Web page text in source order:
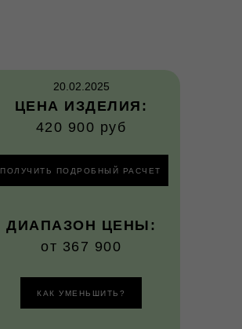
КАК УМЕНЬШИТЬ?
ДИАПАЗОН ЦЕНЫ:
от 367 900
ЦЕНА ИЗДЕЛИЯ:
420 900 руб
ПОЛУЧИТЬ ПОДРОБНЫЙ РАСЧЕТ
20.02.2025